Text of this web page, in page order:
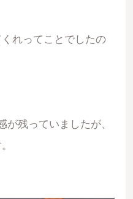
れってことでしたの
残っていましたが、